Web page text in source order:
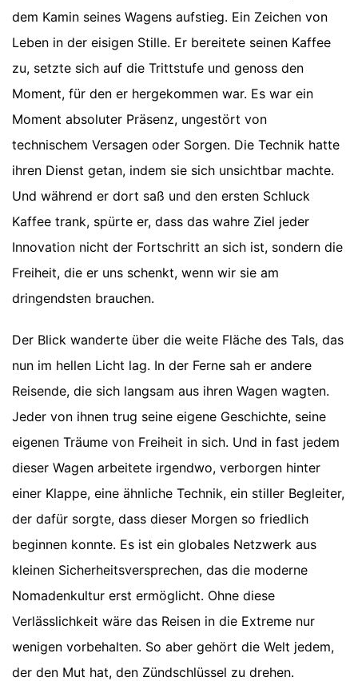
dem Kamin seines Wagens aufstieg. Ein Zeichen von
Leben in der eisigen Stille. Er bereitete seinen Kaffee
zu, setzte sich auf die Trittstufe und genoss den
Moment, für den er hergekommen war. Es war ein
Moment absoluter Präsenz, ungestört von
technischem Versagen oder Sorgen. Die Technik hatte
ihren Dienst getan, indem sie sich unsichtbar machte.
Und während er dort saß und den ersten Schluck
Kaffee trank, spürte er, dass das wahre Ziel jeder
Innovation nicht der Fortschritt an sich ist, sondern die
Freiheit, die er uns schenkt, wenn wir sie am
dringendsten brauchen.
Der Blick wanderte über die weite Fläche des Tals, das
nun im hellen Licht lag. In der Ferne sah er andere
Reisende, die sich langsam aus ihren Wagen wagten.
Jeder von ihnen trug seine eigene Geschichte, seine
eigenen Träume von Freiheit in sich. Und in fast jedem
dieser Wagen arbeitete irgendwo, verborgen hinter
einer Klappe, eine ähnliche Technik, ein stiller Begleiter,
der dafür sorgte, dass dieser Morgen so friedlich
beginnen konnte. Es ist ein globales Netzwerk aus
kleinen Sicherheitsversprechen, das die moderne
Nomadenkultur erst ermöglicht. Ohne diese
Verlässlichkeit wäre das Reisen in die Extreme nur
wenigen vorbehalten. So aber gehört die Welt jedem,
der den Mut hat, den Zündschlüssel zu drehen.